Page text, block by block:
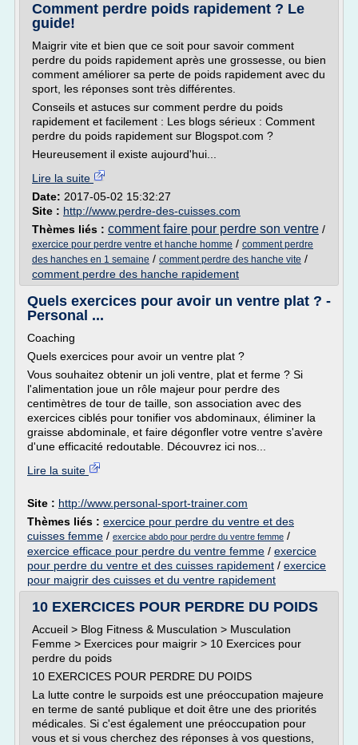
Comment perdre poids rapidement ? Le
guide!
Maigrir vite et bien que ce soit pour savoir comment
perdre du poids rapidement après une grossesse, ou bien
comment améliorer sa perte de poids rapidement avec du
sport, les réponses sont très différentes.
Conseils et astuces sur comment perdre du poids
rapidement et facilement : Les blogs sérieux : Comment
perdre du poids rapidement sur Blogspot.com ?
Heureusement il existe aujourd'hui...
Lire la suite
Date: 2017-05-02 15:32:27
Site : http://www.perdre-des-cuisses.com
Thèmes liés : comment faire pour perdre son ventre /
exercice pour perdre ventre et hanche homme / comment perdre
des hanches en 1 semaine / comment perdre des hanche vite /
comment perdre des hanche rapidement
Quels exercices pour avoir un ventre plat ? -
Personal ...
Coaching
Quels exercices pour avoir un ventre plat ?
Vous souhaitez obtenir un joli ventre, plat et ferme ? Si
l'alimentation joue un rôle majeur pour perdre des
centimètres de tour de taille, son association avec des
exercices ciblés pour tonifier vos abdominaux, éliminer la
graisse abdominale, et faire dégonfler votre ventre s'avère
d'une efficacité redoutable. Découvrez ici nos...
Lire la suite
Site : http://www.personal-sport-trainer.com
Thèmes liés : exercice pour perdre du ventre et des
cuisses femme / exercice abdo pour perdre du ventre femme /
exercice efficace pour perdre du ventre femme / exercice
pour perdre du ventre et des cuisses rapidement / exercice
pour maigrir des cuisses et du ventre rapidement
10 EXERCICES POUR PERDRE DU POIDS
Accueil > Blog Fitness & Musculation > Musculation
Femme > Exercices pour maigrir > 10 Exercices pour
perdre du poids
10 EXERCICES POUR PERDRE DU POIDS
La lutte contre le surpoids est une préoccupation majeure
en terme de santé publique et doit être une des priorités
médicales. Si c'est également une préoccupation pour
vous et si vous cherchez des réponses à vos questions,